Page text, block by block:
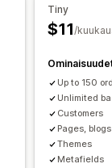
Tiny
$11/
Up to 150
Unlimited
Customers
Pages,
Themes
Metafields